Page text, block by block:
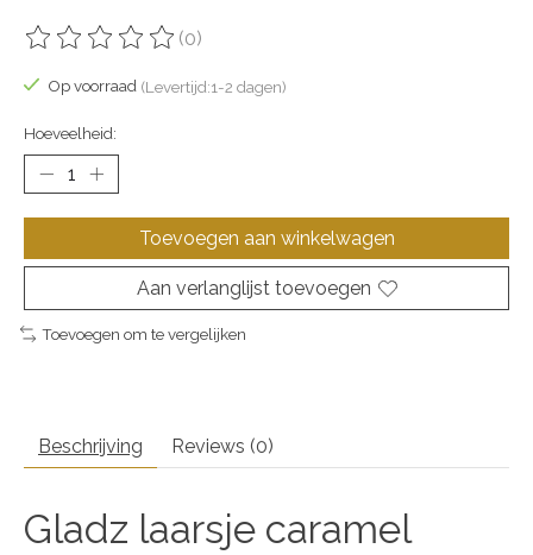
De beoordeling van dit product is
(0)
Op voorraad (Levertijd:1-2 dagen)
Hoeveelheid:
Toevoegen aan winkelwagen
Aan verlanglijst toevoegen
Toevoegen om te vergelijken
Beschrijving Reviews (0)
Gladz laarsje caramel